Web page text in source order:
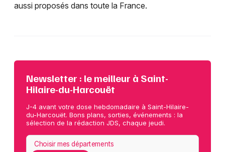
aussi proposés dans toute la France.
Newsletter : le meilleur à Saint-
Hilaire-du-Harcouët
J-4 avant votre dose hebdomadaire à Saint-Hilaire-
du-Harcouët. Bons plans, sorties, événements : la
sélection de la rédaction JDS, chaque jeudi.
Choisir mes départements